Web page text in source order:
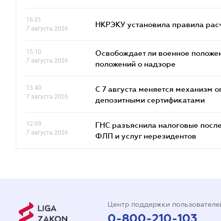
16.01
7 августа 2026
НКРЭКУ установила правила
15.10
7 августа 2026
Освобождает ли военное
положений о надзоре
13.40
7 августа 2026
С 7 августа меняется механизм
депозитными сертификатами
12.09
7 августа 2026
ГНС разъяснила налоговые
ФЛП и услуг нерезидентов
Центр поддержки
0-800-210-103